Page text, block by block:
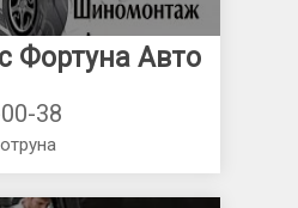
Фортуна Авто
38